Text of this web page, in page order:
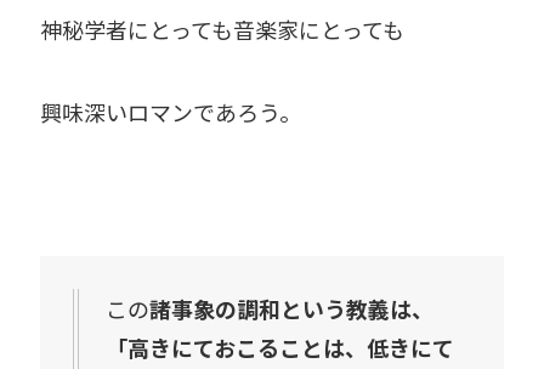
神秘学者にとっても音楽家にとっても
興味深いロマンであろう。
この諸事象の調和という教義は、
「高きにておこることは、低きにて